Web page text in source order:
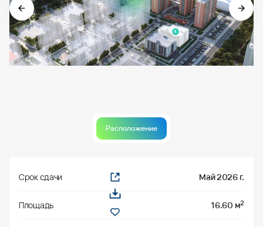
5
Расположение
Срок сдачи Май 2026 г.
Площадь 16.60 м2